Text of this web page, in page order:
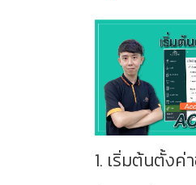
1. เริ่มต้นตั้ง